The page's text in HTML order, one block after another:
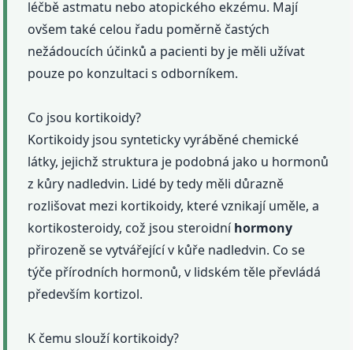
léčbě astmatu nebo atopického ekzému. Mají
ovšem také celou řadu poměrně častých
nežádoucích účinků a pacienti by je měli užívat
pouze po konzultaci s odborníkem.
Co jsou kortikoidy?
Kortikoidy jsou synteticky vyráběné chemické
látky, jejichž struktura je podobná jako u hormonů
z kůry nadledvin. Lidé by tedy měli důrazně
rozlišovat mezi kortikoidy, které vznikají uměle, a
kortikosteroidy, což jsou steroidníhormony
přirozeně se vytvářející v kůře nadledvin. Co se
týče přírodních hormonů, v lidském těle převládá
především kortizol.
K čemu slouží kortikoidy?